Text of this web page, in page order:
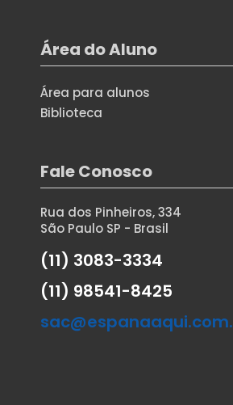
Área do Aluno
Área para alunos
Biblioteca
Fale Conosco
Rua dos Pinheiros, 334
São Paulo SP - Brasil
(11) 3083-3334
(11) 98541-8425